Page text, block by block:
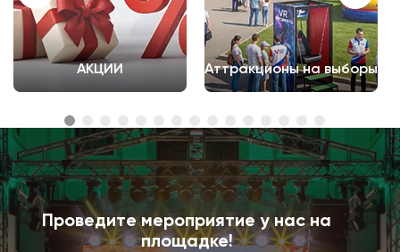
АКЦИИ Аттракционы на выборы
Проведите мероприятие у нас на
площадке!